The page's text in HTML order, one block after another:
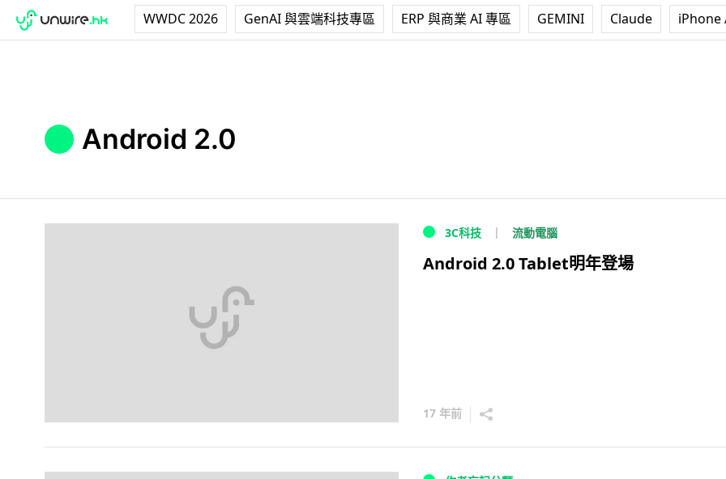
WWDC 2026 GenAI 與雲端科技專區 ERP 與商業 AI 專區 GEMINI Claude iPhone
Android 2.0
3C科技 流動電腦
Android 2.0 Tablet明年登場
17 年前